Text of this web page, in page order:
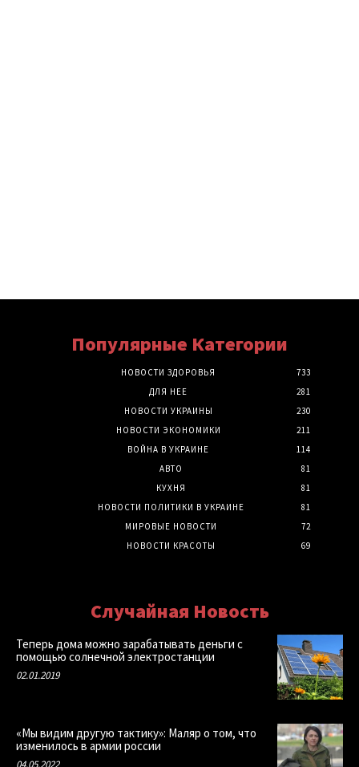
Популярные Категории
НОВОСТИ ЗДОРОВЬЯ
733
ДЛЯ НЕЕ
281
НОВОСТИ УКРАИНЫ
230
НОВОСТИ ЭКОНОМИКИ
211
ВОЙНА В УКРАИНЕ
114
АВТО
81
КУХНЯ
81
НОВОСТИ ПОЛИТИКИ В УКРАИНЕ
81
МИРОВЫЕ НОВОСТИ
72
НОВОСТИ КРАСОТЫ
69
Случайная Новость
Теперь дома можно зарабатывать деньги с
помощью солнечной электростанции
02.01.2019
«Мы видим другую тактику»: Маляр о том, что
изменилось в армии россии